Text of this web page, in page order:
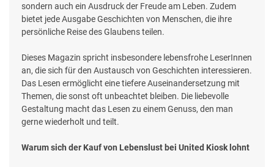
sondern auch ein Ausdruck der Freude am Leben. Zudem
bietet jede Ausgabe Geschichten von Menschen, die ihre
persönliche Reise des Glaubens teilen.
Dieses Magazin spricht insbesondere lebensfrohe LeserInnen
an, die sich für den Austausch von Geschichten interessieren.
Das Lesen ermöglicht eine tiefere Auseinandersetzung mit
Themen, die sonst oft unbeachtet bleiben. Die liebevolle
Gestaltung macht das Lesen zu einem Genuss, den man
gerne wiederholt und teilt.
Warum sich der Kauf von Lebenslust bei United Kiosk lohnt